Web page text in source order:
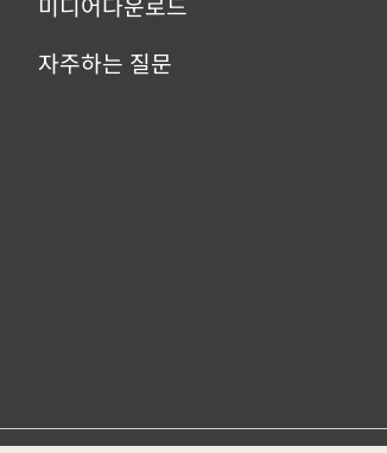
자주하는 질문